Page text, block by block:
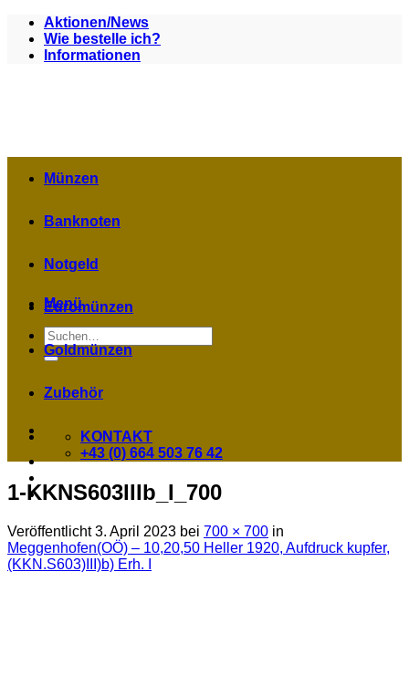
Zum
Inhalt
springen
Aktionen/News
Wie bestelle ich?
Informationen
Menü
Suchen
nach:
Münzen
Banknoten
Notgeld
Euromünzen
Goldmünzen
Zubehör
KONTAKT
+43 (0) 664 503 76 42
1-KKNS603IIIb_I_700
Veröffentlicht3. April 2023 bei 700 × 700 in
Meggenhofen(OÖ) – 10,20,50 Heller 1920, Aufdruck kupfer,
(KKN.S603)III)b) Erh. I